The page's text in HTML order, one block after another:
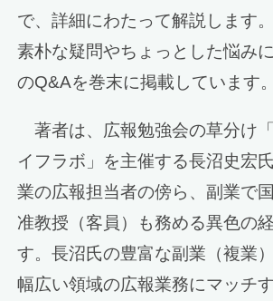
で、詳細にわたって解説します
素朴な疑問やちょっとした悩み
のQ&Aを巻末に掲載しています。
著者は、広報勉強会の草分け
イフラボ」を主催する長沼史宏
業の広報担当者の傍ら、副業で
准教授（客員）も務める異色の
す。長沼氏の豊富な副業（複業
幅広い領域の広報業務にマッチ